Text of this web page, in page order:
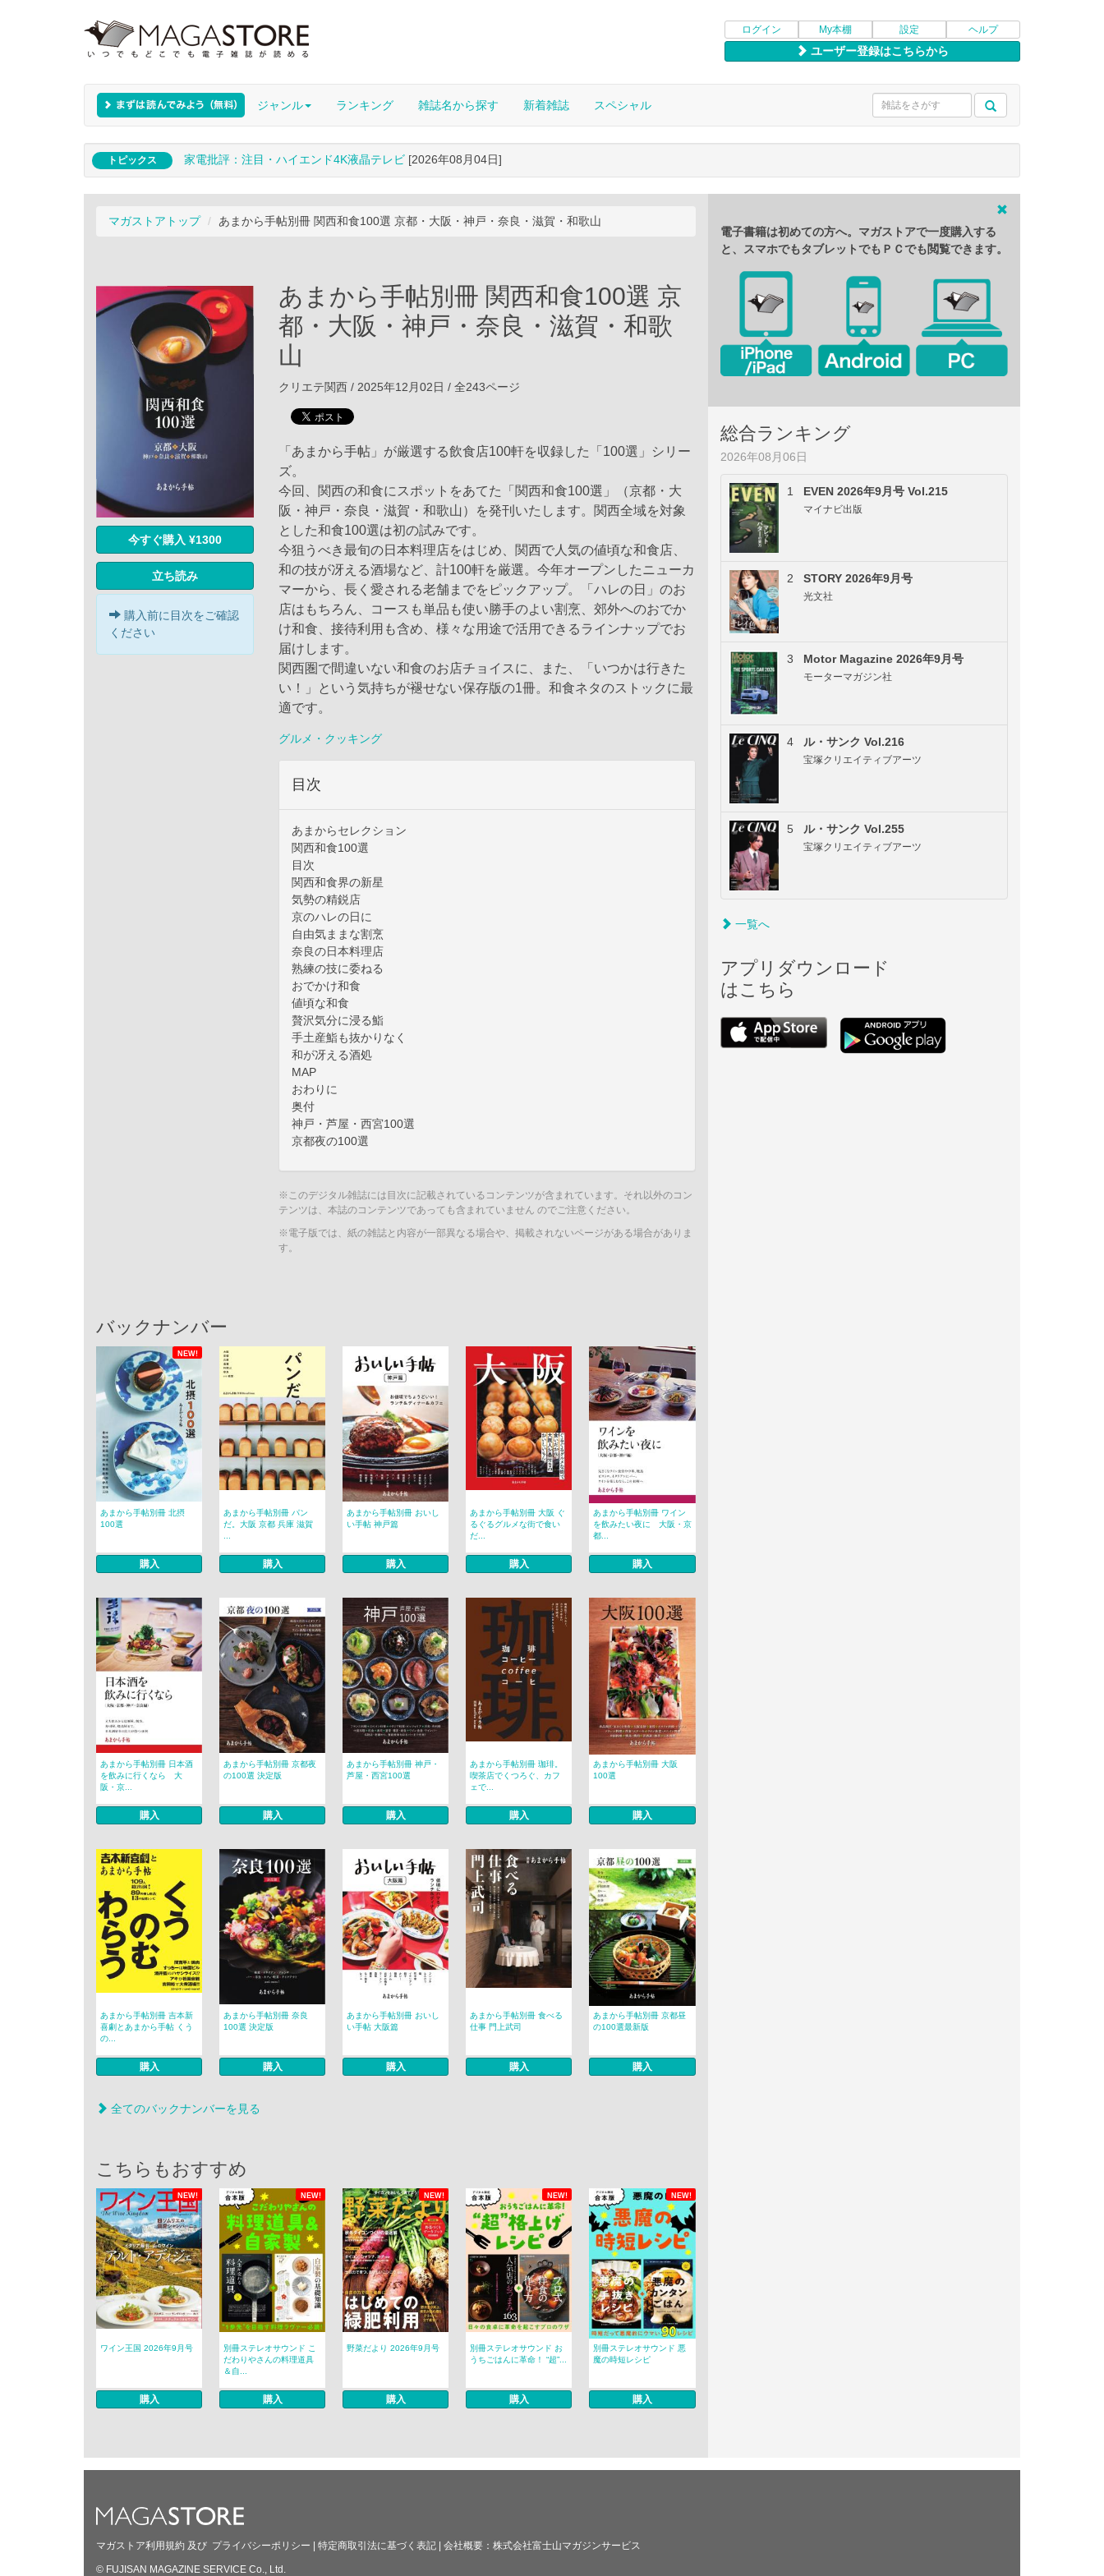
ログイン My本棚 設定 ヘルプ
ユーザー登録はこちらから
ジャンル ランキング 雑誌名から探す 新着雑誌 スペシャル
トピックス 家電批評：注目・ハイエンド4K液晶テレビ [2026年08月04日]
マガストアトップ あまから手帖別冊 関西和食100選 京都・大阪・神戸・奈良・滋賀・和歌山
今すぐ購入 ¥1300
立ち読み
購入前に目次をご確認
ください
あまから手帖別冊 関西和食100選 京
都・大阪・神戸・奈良・滋賀・和歌
山
クリエテ関西 / 2025年12月02日 / 全243ページ
「あまから手帖」が厳選する飲食店100軒を収録した「100選」シリー
ズ。
今回、関西の和食にスポットをあてた「関西和食100選」（京都・大
阪・神戸・奈良・滋賀・和歌山）を発刊いたします。関西全域を対象
とした和食100選は初の試みです。
今狙うべき最旬の日本料理店をはじめ、関西で人気の値頃な和食店、
和の技が冴える酒場など、計100軒を厳選。今年オープンしたニューカ
マーから、長く愛される老舗までをピックアップ。「ハレの日」のお
店はもちろん、コースも単品も使い勝手のよい割烹、郊外へのおでか
け和食、接待利用も含め、様々な用途で活用できるラインナップでお
届けします。
関西圏で間違いない和食のお店チョイスに、また、「いつかは行きた
い！」という気持ちが褪せない保存版の1冊。和食ネタのストックに最
適です。
グルメ・クッキング
目次
あまからセレクション
関西和食100選
目次
関西和食界の新星
気勢の精鋭店
京のハレの日に
自由気ままな割烹
奈良の日本料理店
熟練の技に委ねる
おでかけ和食
値頃な和食
贅沢気分に浸る鮨
手土産鮨も抜かりなく
和が冴える酒処
MAP
おわりに
奥付
神戸・芦屋・西宮100選
京都夜の100選
※このデジタル雑誌には目次に記載されているコンテンツが含まれています。それ以外のコン
テンツは、本誌のコンテンツであっても含まれていません のでご注意ください。
※電子版では、紙の雑誌と内容が一部異なる場合や、掲載されないページがある場合がありま
す。
バックナンバー
NEW!
あまから手帖別冊 北摂
100選
購入
あまから手帖別冊 パン
だ。大阪 京都 兵庫 滋賀
購入
あまから手帖別冊 おいし
い手帖 神戸篇
購入
あまから手帖別冊 大阪 ぐ
るぐるグルメな街で食い
だ...
購入
あまから手帖別冊 ワイン
を飲みたい夜に 大阪・京
都...
購入
あまから手帖別冊 日本酒
を飲みに行くなら 大
阪・京...
購入
あまから手帖別冊 京都夜
の100選 決定版
購入
あまから手帖別冊 神戸・
芦屋・西宮100選
購入
あまから手帖別冊 珈琲。
喫茶店でくつろぐ、カフ
ェで...
購入
あまから手帖別冊 大阪
100選
購入
あまから手帖別冊 吉本新
喜劇とあまから手帖 くう
の...
購入
あまから手帖別冊 奈良
100選 決定版
購入
あまから手帖別冊 おいし
い手帖 大阪篇
購入
あまから手帖別冊 食べる
仕事 門上武司
購入
あまから手帖別冊 京都昼
の100選最新版
購入
全てのバックナンバーを見る
こちらもおすすめ
NEW! NEW! NEW! NEW! NEW!
ワイン王国 2026年9月号
購入
別冊ステレオサウンド こ
だわりやさんの料理道具
＆自...
購入
野菜だより 2026年9月号
購入
別冊ステレオサウンド お
うちごはんに革命！ “超”...
購入
別冊ステレオサウンド 悪
魔の時短レシピ
購入
電子書籍は初めての方へ。マガストアで一度購入する
と、スマホでもタブレットでもＰＣでも閲覧できます。
総合ランキング
2026年08月06日
1 EVEN 2026年9月号 Vol.215
マイナビ出版
2 STORY 2026年9月号
光文社
3 Motor Magazine 2026年9月号
モーターマガジン社
4 ル・サンク Vol.216
宝塚クリエイティブアーツ
5 ル・サンク Vol.255
宝塚クリエイティブアーツ
一覧へ
アプリダウンロード
はこちら
マガストア利用規約 及び プライバシーポリシー 特定商取引法に基づく表記 会社概要： 株式会社富士山マガジンサービス
© FUJISAN MAGAZINE SERVICE Co., Ltd.